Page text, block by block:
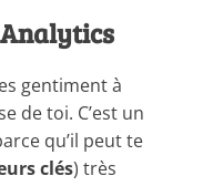
gentiment à
de toi. C’est un
qu’il peut te
clés) très